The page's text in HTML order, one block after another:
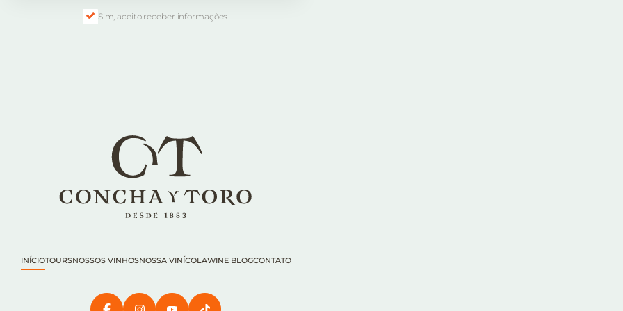
Sim, aceito receber informações.
INÍCIOTOURSNOSSOS VINHOSNOSSA VINÍCOLAWINE BLOGCONTATO